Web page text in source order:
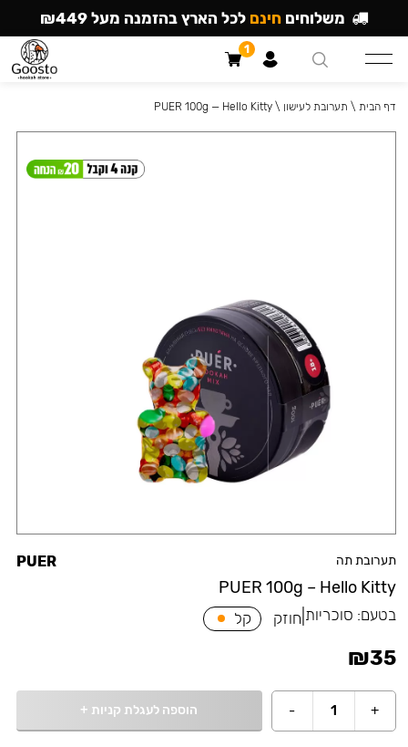
תערובת תה
PUER 100g – Hello Kitty
PUER
בטעם: סוכריות חוזק קל
₪35
+
1
- הוספה לעגלת קניות +
דף הבית \ תערובת לעישון \
PUER 100g — Hello Kitty
משלוחים חינם לכל הארץ בהזמנה מעל ₪449
1